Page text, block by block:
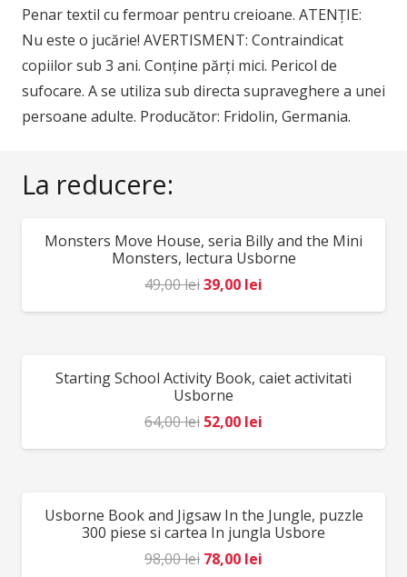
Penar textil cu fermoar pentru creioane. ATENȚIE:
Nu este o jucărie! AVERTISMENT: Contraindicat
copiilor sub 3 ani. Conține părți mici. Pericol de
sufocare. A se utiliza sub directa supraveghere a unei
persoane adulte. Producător: Fridolin, Germania.
La reducere:
REDUCERI!
Monsters Move House, seria Billy and the Mini
Monsters, lectura Usborne
49,00leiPrețul
inițial
49,00 lei.
39,00 lei
curent
REDUCERI!
Starting School Activity Book, caiet activitati
Usborne
64,00lei Prețul
inițial
64,00 lei.
52,00 lei
curent
REDUCERI!
Usborne Book and Jigsaw In the Jungle, puzzle
300 piese si cartea In jungla Usbore
98,00lei Prețul
78,00 lei